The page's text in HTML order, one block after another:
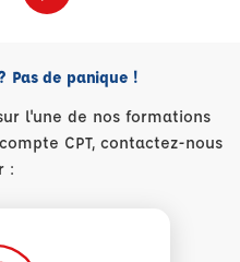
Pas de panique !
l'une de nos formations
CPT, contactez-nous
: